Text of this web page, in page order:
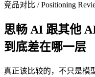
竞品对比 / Positioning
思畅 AI 跟其他
到底差在哪一层
真正该比较的，不只是模